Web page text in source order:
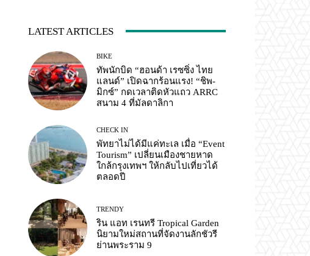
LATEST ARTICLES
BIKE
ทัพนักบิด “ฮอนด้า เรซซิ่ง ไทย
แลนด์” เปิดฉากร้อนแรง! “ชิพ-
มิกซ์” กดเวลาติดหัวแถว ARRC
สนาม 4 ที่มัลดาลิกา
CHECK IN
พัทยาไม่ได้มีแค่ทะเล เมื่อ “Event
Tourism” เปลี่ยนเมืองชายหาด
ใกล้กรุงเทพฯ ให้กลับไปเที่ยวได้
ตลอดปี
TRENDY
ริน แอท เรนทรี Tropical Garden
นิยามใหม่สถานที่จัดงานลักชัวรี
ย่านพระราม 9